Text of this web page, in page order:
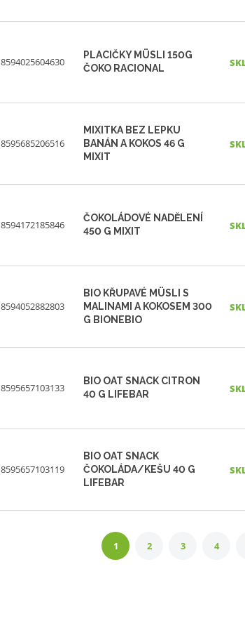
8594025604630
PLACIČKY MÜSLI 150G
ČOKO RACIONAL
8595685206516
MIXITKA BEZ LEPKU
BANÁN A KOKOS 46 G
MIXIT
8594172185846
ČOKOLÁDOVÉ NADĚLENÍ
450 G MIXIT
8594052882803
BIO KŘUPAVÉ MÜSLI S
MALINAMI A KOKOSEM 300
G BIONEBIO
8595657103133
BIO OAT SNACK CITRON
40 G LIFEBAR
8595657103119
BIO OAT SNACK
ČOKOLÁDA/KEŠU 40 G
LIFEBAR
1 2 3 4